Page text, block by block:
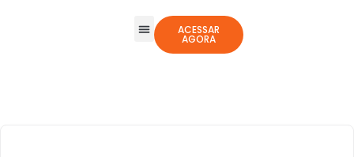
ACESSAR
AGORA